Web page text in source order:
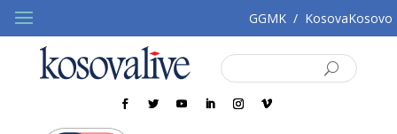
GGMK / KosovaKosovo